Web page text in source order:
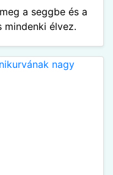
a seggbe és a
mindenki élvez.